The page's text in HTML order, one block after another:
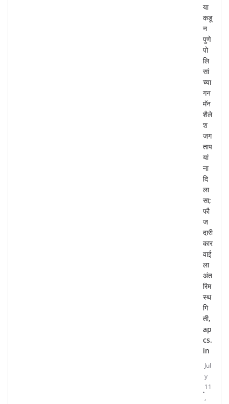
या
कडू
न
पुणे
पो
लि
सां
च्या
गन
मॅन
शैले
श
जग
ताप
यां
ना
दि
ला
सा;
फौ
ज
दारी
कार
वाई
ला
अंत
रिम
स्थ
गि
ती,
ap
cs.
in
Jul
y
11
,